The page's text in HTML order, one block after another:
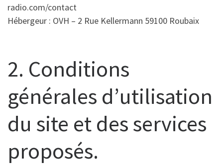
radio.com/contact
Hébergeur : OVH – 2 Rue Kellermann 59100 Roubaix
2. Conditions
générales d’utilisation
du site et des services
proposés.